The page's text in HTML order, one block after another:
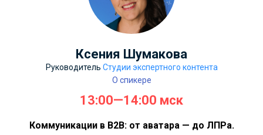
Ксения Шумакова
Руководитель Студии экспертного контента
О спикере
13:00—14:00 мск
Коммуникации в В2В: от аватара — до ЛПРа.